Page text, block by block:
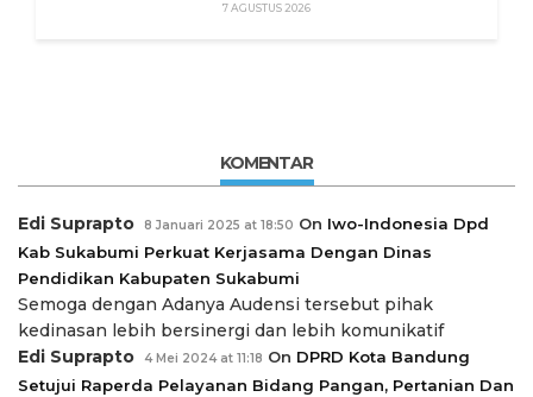
7 AGUSTUS 2026
KOMENTAR
Edi Suprapto 8 Januari 2025 at 18:50 On Iwo-Indonesia Dpd
Kab Sukabumi Perkuat Kerjasama Dengan Dinas
Pendidikan Kabupaten Sukabumi
Semoga dengan Adanya Audensi tersebut pihak
kedinasan lebih bersinergi dan lebih komunikatif
Edi Suprapto
4 Mei 2024 at 11:18 On DPRD Kota Bandung
Setujui Raperda Pelayanan Bidang Pangan, Pertanian Dan